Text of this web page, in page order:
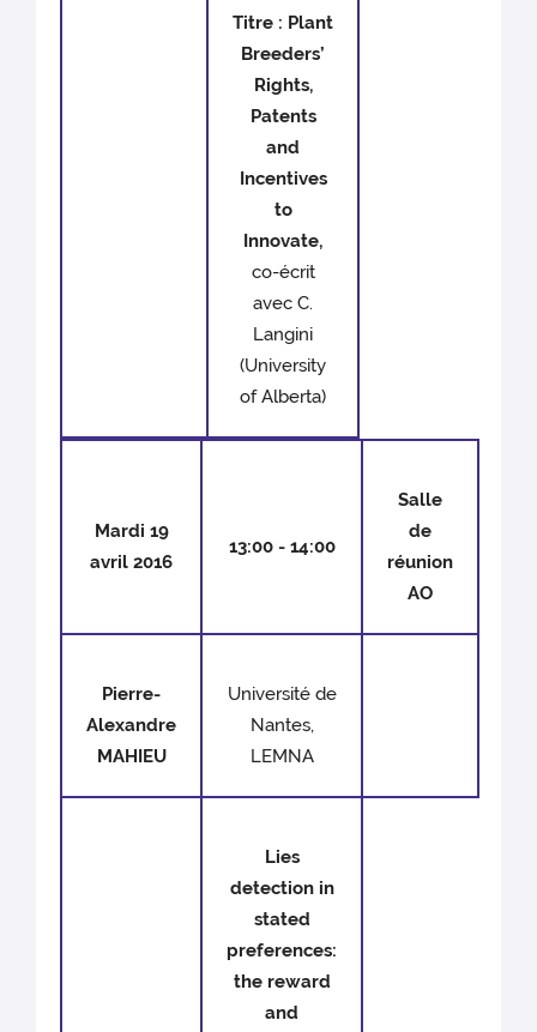
Titre : Plant
Breeders’
Rights,
Patents
and
Incentives
to
Innovate,
co-écrit
avec C.
Langini
(University
of Alberta)
Mardi 19
avril 2016
13:00 - 14:00
Salle
de
réunion
AO
Pierre-
Alexandre
MAHIEU
Université de
Nantes,
LEMNA
Lies
detection in
stated
preferences:
the reward
and